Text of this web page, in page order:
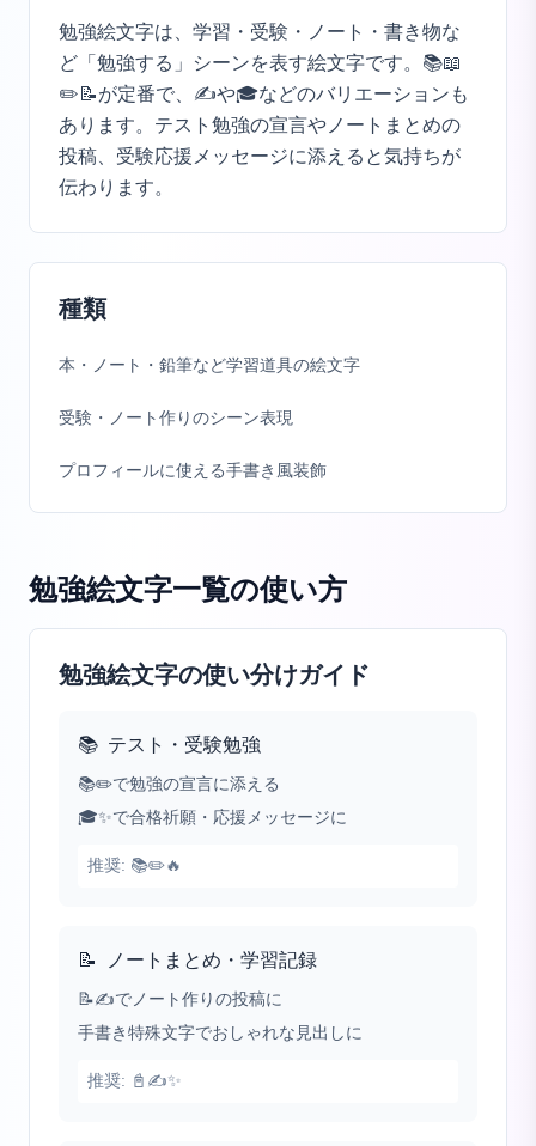
勉強絵文字は、学習・受験・ノート・書き物な
ど「勉強する」シーンを表す絵文字です。📚📖
✏️📝が定番で、✍️や🎓などのバリエーションも
あります。テスト勉強の宣言やノートまとめの
投稿、受験応援メッセージに添えると気持ちが
伝わります。
種類
本・ノート・鉛筆など学習道具の絵文字
受験・ノート作りのシーン表現
プロフィールに使える手書き風装飾
勉強絵文字一覧の使い方
勉強絵文字の使い分けガイド
📚 テスト・受験勉強
📚✏️で勉強の宣言に添える
🎓✨で合格祈願・応援メッセージに
推奨: 📚✏️🔥
📝 ノートまとめ・学習記録
📝✍️でノート作りの投稿に
手書き特殊文字でおしゃれな見出しに
推奨: 📓✍️✨